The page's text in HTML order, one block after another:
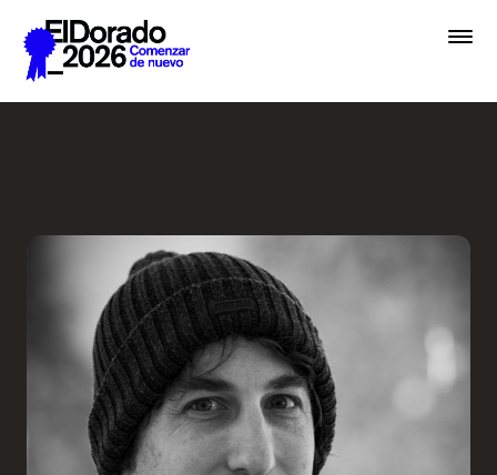
Saltar al contenido principal
Academias
Archivo
Inscribir